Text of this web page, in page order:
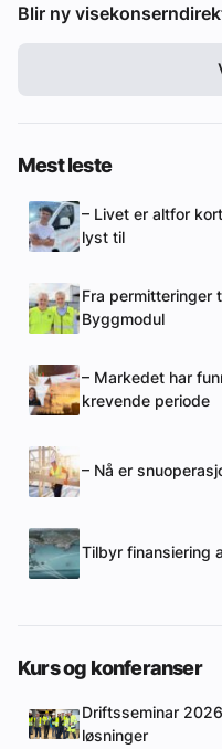
Blir ny
Mest leste
– Livet er altfor
lyst til
Fra permitteringer
Byggmodul
– Markedet har
krevende periode
– Nå er
Tilbyr finansiering
Kurs og konferanser
Driftsseminar
løsninger